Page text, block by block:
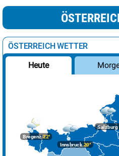
ÖSTERREICH WETTER
Heute
Bregenz22°
Innsbruck20°
Salzburg